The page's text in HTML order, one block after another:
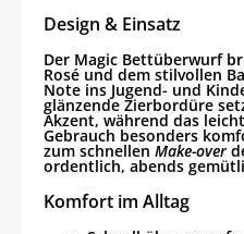
Design & Einsatz
Der Magic Bettüberwurf
Rosé und dem stilvollen
Note ins Jugend- und
glänzende Zierbordüre
Akzent, während das
Gebrauch besonders
zum schnellen Make-over
ordentlich, abends
Komfort im Alltag